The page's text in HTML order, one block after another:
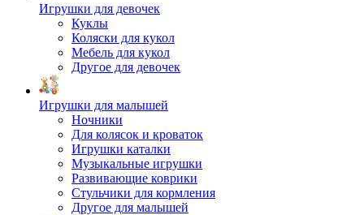
Игрушки для девочек
Куклы
Коляски для кукол
Мебель для кукол
Другое для девочек
Игрушки для малышей
Ночники
Для колясок и кроваток
Игрушки каталки
Музыкальные игрушки
Развивающие коврики
Стульчики для кормления
Другое для малышей